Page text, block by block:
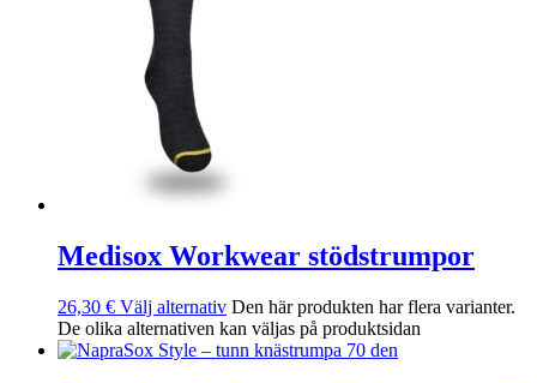
Medisox Workwear stödstrumpor
26,30 € Välj alternativ Den här produkten har flera varianter.
De olika alternativen kan väljas på produktsidan